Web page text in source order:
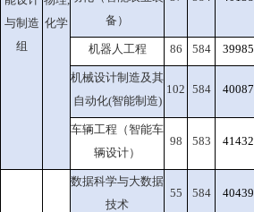
与制造
组
化学
备）
机器人工程 86 584 39985
机械设计制造及其
自动化(智能制造)
102 584 40087
车辆工程（智能车
辆设计）
98 583 41432
数据科学与大数据
技术
55 584 40439